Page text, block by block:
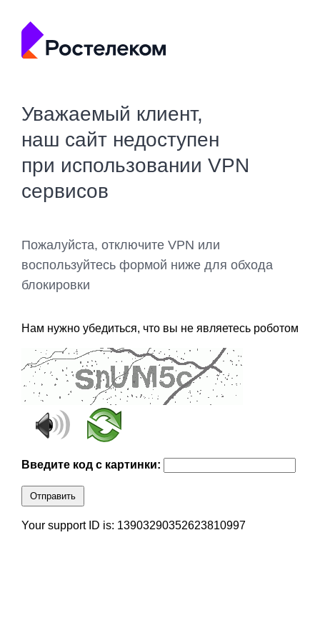
Уважаемый клиент,
наш сайт недоступен
при использовании VPN
сервисов
Пожалуйста, отключите VPN или
воспользуйтесь формой ниже для обхода
блокировки
Нам нужно убедиться, что вы не являетесь роботом
Введите код с картинки:
Отправить
Your support ID is: 13903290352623810997